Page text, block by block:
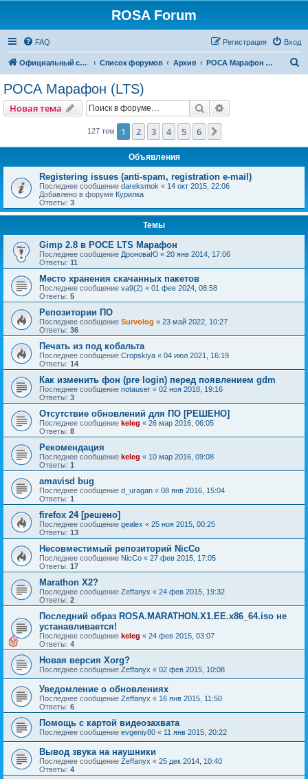
ROSA Forum
FAQ Вход
Регистрация
Официальный сайт Список форумов Архив РОСА Марафон (LTS)
РОСА Марафон (LTS)
Новая тема Поиск
127 тем 1 2 3 4 5 6
Объявления
Registering issues (anti-spam, registration e-mail)
Последнее сообщение dareksmok « 14 окт 2015, 22:06
Добавлено в форуме Курилка
Ответы: 3
Темы
Gimp 2.8 в РОСЕ LTS Марафон
Последнее сообщение ДроноваЮ « 20 янв 2014, 17:06
Ответы: 11
Место хранения скачанных пакетов
Последнее сообщение va9(2) « 01 фев 2024, 08:58
Ответы: 5
Репозитории ПО
Последнее сообщение Survolog « 23 май 2022, 10:27
Ответы: 36
Печать из под кобальта
Последнее сообщение Cropskiya « 04 июл 2021, 16:19
Ответы: 14
Как изменить фон (pre login) перед появлением gdm
Последнее сообщение notauser « 02 ноя 2018, 19:16
Ответы: 3
Отсутствие обновлений для ПО [РЕШЕНО]
Последнее сообщение keleg « 26 мар 2016, 06:05
Ответы: 8
Рекомендация
Последнее сообщение keleg « 10 мар 2016, 09:08
Ответы: 1
amavisd bug
Последнее сообщение d_uragan « 08 янв 2016, 15:04
Ответы: 1
firefox 24 [решено]
Последнее сообщение gealex « 25 ноя 2015, 00:25
Ответы: 13
Несовместимый репозиторий NicCo
Последнее сообщение NicCo « 27 фев 2015, 17:05
Ответы: 17
Marathon X2?
Последнее сообщение Zeffanyx « 24 фев 2015, 19:32
Ответы: 2
Последний образ ROSA.MARATHON.X1.EE.x86_64.iso не
устанавливается!
Последнее сообщение keleg « 24 фев 2015, 03:07
Ответы: 4
Новая версия Xorg?
Последнее сообщение Zeffanyx « 02 фев 2015, 10:08
Уведомление о обновлениях
Последнее сообщение Zeffanyx « 16 янв 2015, 11:50
Ответы: 6
Помощь с картой видеозахвата
Последнее сообщение evgeniy80 « 11 янв 2015, 20:22
Вывод звука на наушники
Последнее сообщение Zeffanyx « 25 дек 2014, 10:40
Ответы: 4